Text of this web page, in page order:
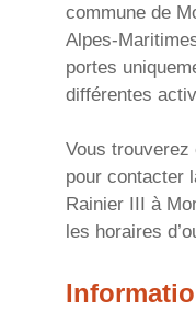
commune de
Alpes-
portes
différentes
Vous
pour contacter
Rainier III à
les horaires